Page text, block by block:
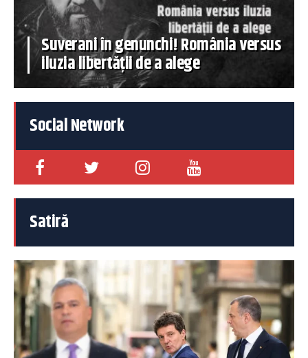
Suverani în genunchi! România versus
iluzia libertății de a alege
Social Network
Satiră